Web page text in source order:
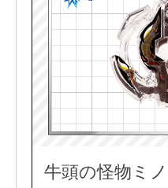
牛頭の怪物ミ